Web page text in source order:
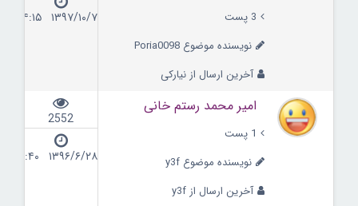
3 پست
نویسنده موضوع Poria0098
آخرین ارسال از نیارکی
۱۳۹۷/۱۰/۷ ۱۴:۱۵
امیر محمد رستم خانی
1 پست
نویسنده موضوع y3f
آخرین ارسال از y3f
2552
۱۳۹۶/۶/۲۸ ۱۹:۴۰